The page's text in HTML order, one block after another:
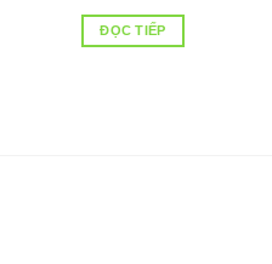
ĐỌC TIẾP